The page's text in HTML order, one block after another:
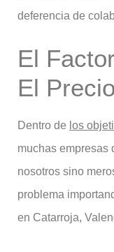
deferencia de
El
El Precio
Dentro de los
muchas empresas
nosotros sino
problema
en Catarroja,